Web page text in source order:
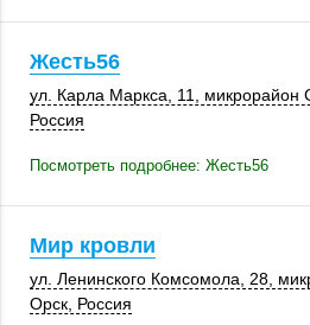
Жесть56
ул. Карла Маркса, 11, микрорайон
Россия
Посмотреть подробнее: Жесть56
Мир кровли
ул. Ленинского Комсомола, 28,
Орск Россия